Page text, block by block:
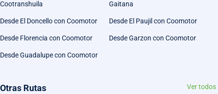
Cootranshuila
Gaitana
Desde El Doncello con Coomotor Desde El Paujil con Coomotor
Desde Florencia con Coomotor Desde Garzon con Coomotor
Desde Guadalupe con Coomotor
Otras Rutas Ver todos